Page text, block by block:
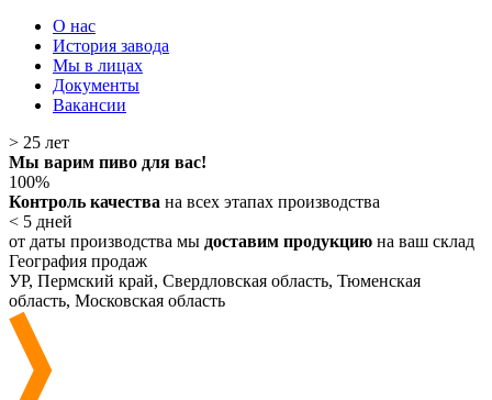
О нас
История завода
Мы в лицах
Документы
Вакансии
> 25 лет
Мы варим пиво для вас!
100%
Контроль качества на всех этапах производства
< 5 дней
от даты производства мы доставим продукцию на ваш склад
География продаж
УР, Пермский край, Свердловская область, Тюменская
область, Московская область